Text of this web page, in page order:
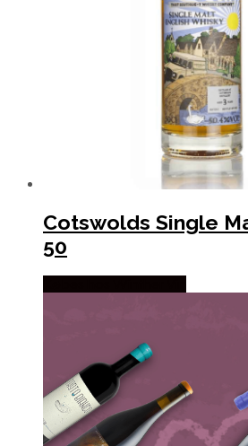
Cotswolds Single
50